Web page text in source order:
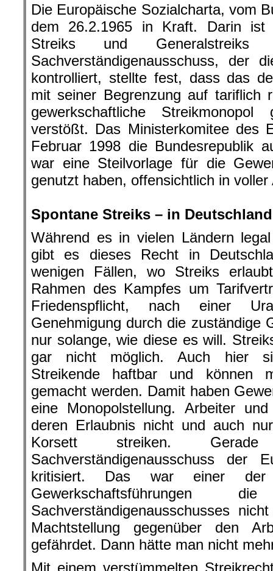
Die Europäische Sozialcharta, vom
dem 26.2.1965 in Kraft. Darin ist
Streiks und
Sachverständigenausschuss, der
kontrolliert, stellte fest, dass das
mit seiner Begrenzung auf tariflich
gewerkschaftliche
verstößt. Das Ministerkomitee des
Februar 1998 die Bundesrepublik
war eine Steilvorlage für die
genutzt haben, offensichtlich in voller
Spontane Streiks – in
Während es in vielen Ländern
gibt es dieses Recht in
wenigen Fällen, wo Streiks
Rahmen des Kampfes um
Friedenspflicht, nach einer
Genehmigung durch die zuständige
nur solange, wie diese es will.
gar nicht möglich. Auch hier
Streikende haftbar und können
gemacht werden. Damit haben
eine Monopolstellung. Arbeiter
deren Erlaubnis nicht und auch
Korsett streiken.
Sachverständigenausschuss der
kritisiert. Das war einer
Gewerkschaftsführungen
Sachverständigenausschusses
Machtstellung gegenüber den
gefährdet. Dann hätte man nicht
Mit einem verstümmelten